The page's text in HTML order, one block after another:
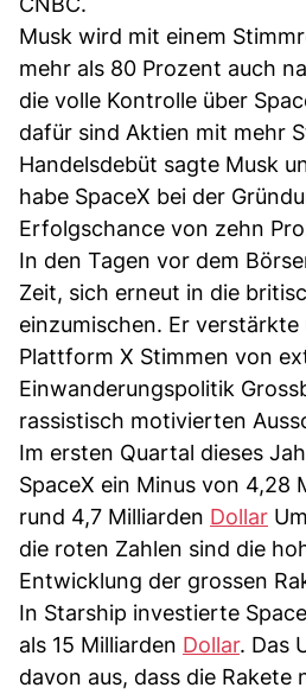
Musk wird mit einem
mehr als 80 Prozent auch
die volle Kontrolle über
dafür sind Aktien mit mehr
Handelsdebüt sagte Musk
habe SpaceX bei der
Erfolgschance von zehn
In den Tagen vor dem
Zeit, sich erneut in die
einzumischen. Er verstärkte
Plattform X Stimmen von
Einwanderungspolitik
rassistisch motivierten
Im ersten Quartal dieses
SpaceX ein Minus von 4,28
rund 4,7 Milliarden Dollar
die roten Zahlen sind die
Entwicklung der grossen
In Starship investierte
als 15 Milliarden Dollar. Das
davon aus, dass die Rakete